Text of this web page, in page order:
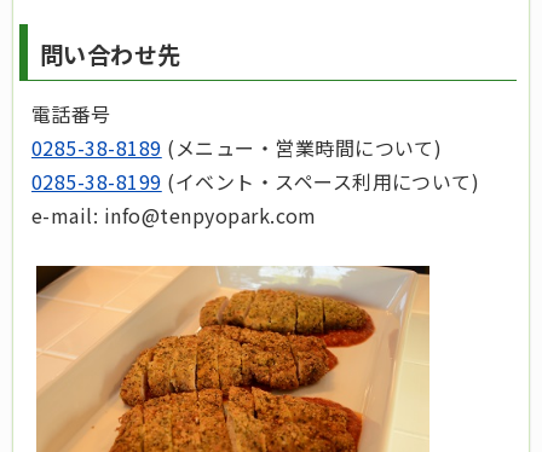
問い合わせ先
電話番号
0285-38-8189 (メニュー・営業時間について)
0285-38-8199 (イベント・スペース利用について)
e-mail: info@tenpyopark.com